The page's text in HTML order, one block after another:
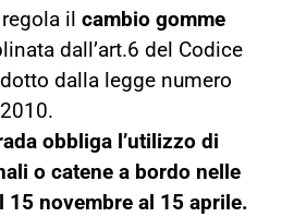
il cambio gomme
dall’art.6 del Codice
dalla legge numero
obbliga l’utilizzo di
o catene a bordo nelle
15 novembre al 15 aprile.